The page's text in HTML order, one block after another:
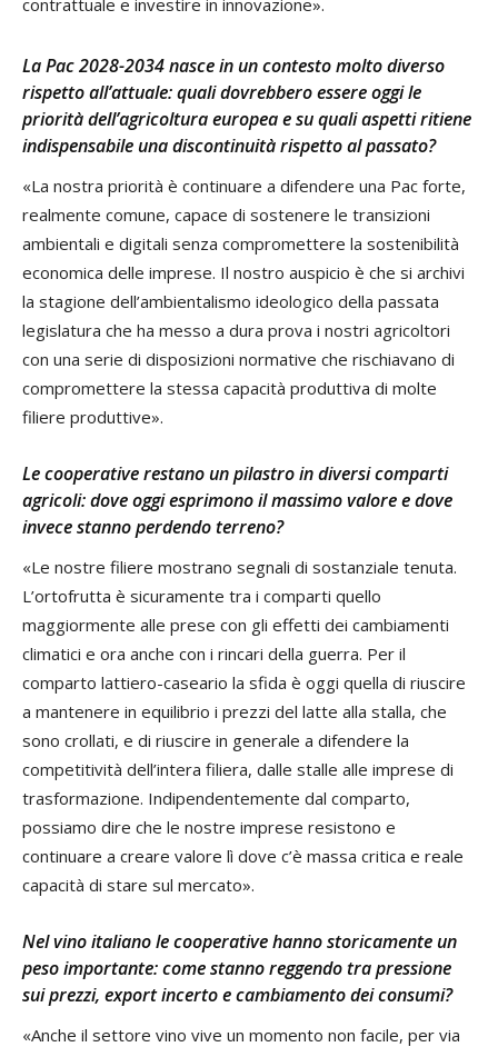
La Pac 2028-2034 nasce in un contesto molto diverso
rispetto all’attuale: quali dovrebbero essere oggi le
priorità dell’agricoltura europea e su quali aspetti ritiene
indispensabile una discontinuità rispetto al passato?
«La nostra priorità è continuare a difendere una Pac forte,
realmente comune, capace di sostenere le transizioni
ambientali e digitali senza compromettere la sostenibilità
economica delle imprese. Il nostro auspicio è che si archivi
la stagione dell’ambientalismo ideologico della passata
legislatura che ha messo a dura prova i nostri agricoltori
con una serie di disposizioni normative che rischiavano di
compromettere la stessa capacità produttiva di molte
filiere produttive».
Le cooperative restano un pilastro in diversi comparti
agricoli: dove oggi esprimono il massimo valore e dove
invece stanno perdendo terreno?
«Le nostre filiere mostrano segnali di sostanziale tenuta.
L’ortofrutta è sicuramente tra i comparti quello
maggiormente alle prese con gli effetti dei cambiamenti
climatici e ora anche con i rincari della guerra. Per il
comparto lattiero-caseario la sfida è oggi quella di riuscire
a mantenere in equilibrio i prezzi del latte alla stalla, che
sono crollati, e di riuscire in generale a difendere la
competitività dell’intera filiera, dalle stalle alle imprese di
trasformazione. Indipendentemente dal comparto,
possiamo dire che le nostre imprese resistono e
continuare a creare valore lì dove c’è massa critica e reale
capacità di stare sul mercato».
Nel vino italiano le cooperative hanno storicamente un
peso importante: come stanno reggendo tra pressione
sui prezzi, export incerto e cambiamento dei consumi?
«Anche il settore vino vive un momento non facile, per via